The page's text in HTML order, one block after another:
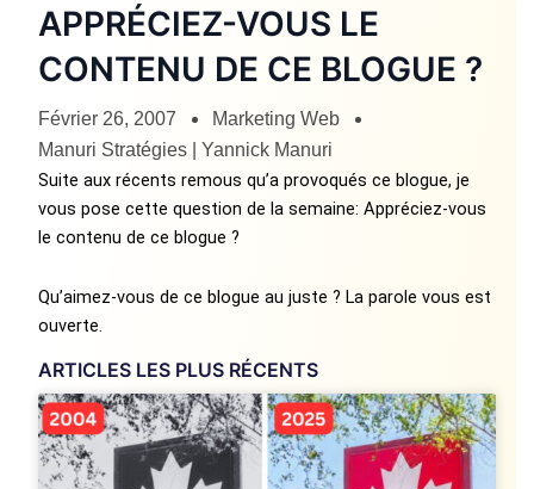
APPRÉCIEZ-VOUS LE
CONTENU DE CE BLOGUE ?
Février 26, 2007
Marketing Web
Manuri Stratégies | Yannick Manuri
Suite aux récents remous qu’a provoqués ce blogue, je
vous pose cette question de la semaine: Appréciez-vous
le contenu de ce blogue ?
Qu’aimez-vous de ce blogue au juste ? La parole vous est
ouverte.
ARTICLES LES PLUS RÉCENTS